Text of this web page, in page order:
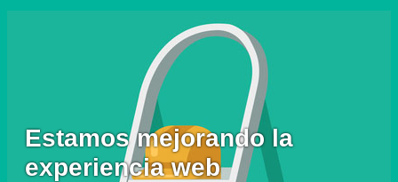
Estamos mejorando la
experiencia web